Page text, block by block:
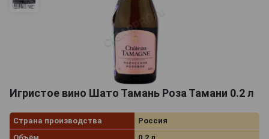
Игристое вино Шато Тамань Роза Тамани 0.2 л
Страна производства
Россия